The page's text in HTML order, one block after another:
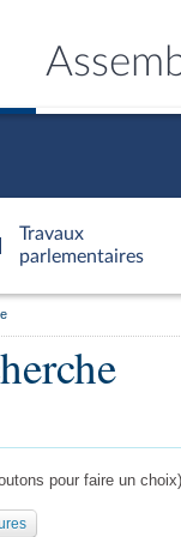
Travaux
parlementaires
pour faire un choix)